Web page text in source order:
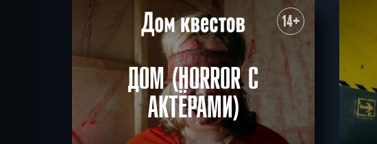
ХОЧУ ПРОЙТИ | КВЕСТ ПРОЙДЕН 14+
ДОМ (HORROR С
АКТЁРАМИ)